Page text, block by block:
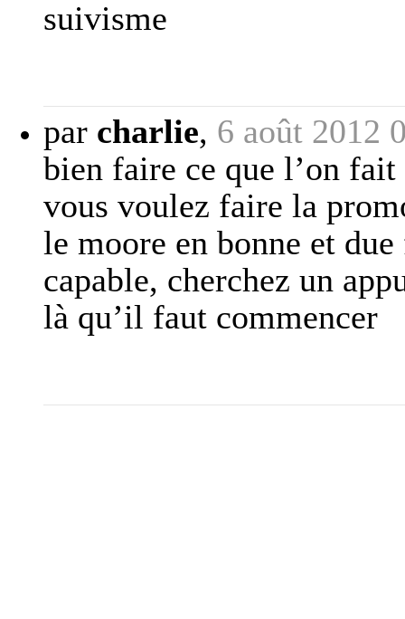
suivisme
par charlie, 6 août 2012
bien faire ce que l’on
vous voulez faire la
le moore en bonne et
capable, cherchez un
là qu’il faut commencer